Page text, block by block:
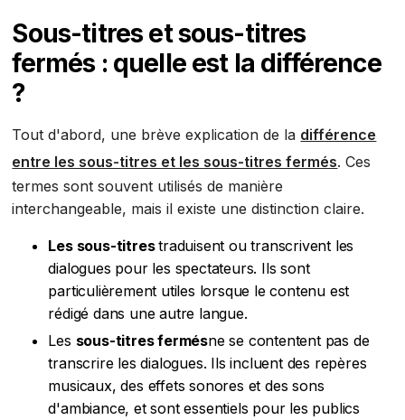
Sous-titres et sous-titres
fermés : quelle est la différence
?
Tout d'abord, une brève explication de la différence
entre les sous-titres et les sous-titres fermés. Ces
termes sont souvent utilisés de manière
interchangeable, mais il existe une distinction claire.
Les sous-titrestraduisent ou transcrivent les
dialogues pour les spectateurs. Ils sont
particulièrement utiles lorsque le contenu est
rédigé dans une autre langue.
Les sous-titres fermésne se contentent pas de
transcrire les dialogues. Ils incluent des repères
musicaux, des effets sonores et des sons
d'ambiance, et sont essentiels pour les publics